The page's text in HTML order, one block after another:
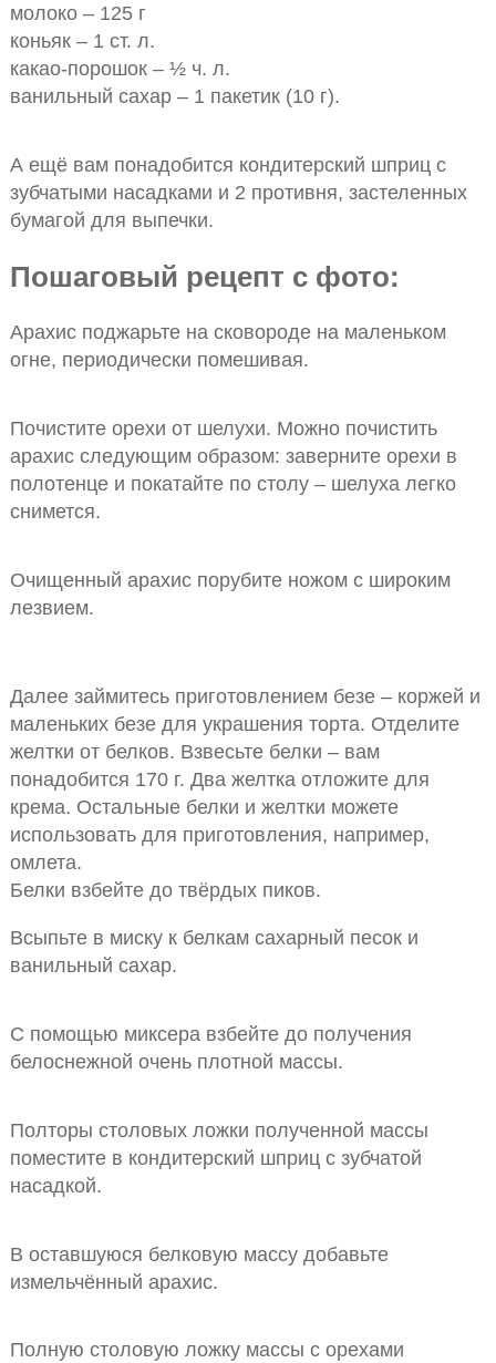
молоко – 125 г
коньяк – 1 ст. л.
какао-порошок – ½ ч. л.
ванильный сахар – 1 пакетик (10 г).
А ещё вам понадобится кондитерский шприц с
зубчатыми насадками и 2 противня, застеленных
бумагой для выпечки.
Пошаговый рецепт с фото:
Арахис поджарьте на сковороде на маленьком
огне, периодически помешивая.
Почистите орехи от шелухи. Можно почистить
арахис следующим образом: заверните орехи в
полотенце и покатайте по столу – шелуха легко
снимется.
Очищенный арахис порубите ножом с широким
лезвием.
Далее займитесь приготовлением безе – коржей и
маленьких безе для украшения торта. Отделите
желтки от белков. Взвесьте белки – вам
понадобится 170 г. Два желтка отложите для
крема. Остальные белки и желтки можете
использовать для приготовления, например,
омлета.
Белки взбейте до твёрдых пиков.
Всыпьте в миску к белкам сахарный песок и
ванильный сахар.
С помощью миксера взбейте до получения
белоснежной очень плотной массы.
Полторы столовых ложки полученной массы
поместите в кондитерский шприц с зубчатой
насадкой.
В оставшуюся белковую массу добавьте
измельчённый арахис.
Полную столовую ложку массы с орехами